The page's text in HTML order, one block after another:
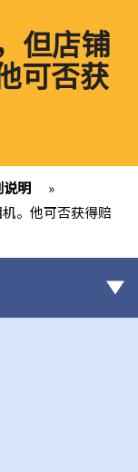
但店铺
可否获
说明
»
。他可否获得赔